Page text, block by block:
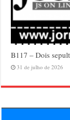
B117 – Dois
31 de julho de 2026